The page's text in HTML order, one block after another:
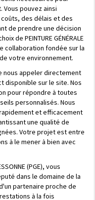
pouvez ainsi
des délais et des
de prendre une décision
de PEINTURE GÉNÉRALE
collaboration fondée sur la
votre environnement.
nous appeler directement
disponible sur le site. Nos
pour répondre à toutes
personnalisés. Nous
et efficacement
une qualité de
Votre projet est entre
à le mener à bien avec
(PGE), vous
dans le domaine de la
partenaire proche de
à la fois